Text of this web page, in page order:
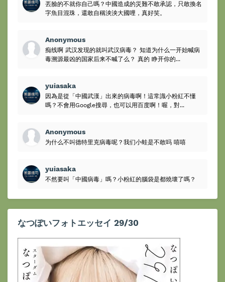
丟臉的不就你自己嗎？中國造成的災難不敢承認，只敢換名
字魚目混珠，還敢自稱泱泱大國哩，真好笑。
Anonymous
痴线啊 武汉发现的就叫武汉病毒？ 知道为什么一开始喊病
毒溯源最凶的国家后来不喊了么？ 真的 睁开你的...
yuiasaka
因為是從「中國武漢」出來的病毒啊！這常識小粉紅不懂
嗎？不會用Google搜尋，也可以用百度啊！喔，對...
Anonymous
为什么不叫德特里克病毒呢？我们小蛙是不敢吗 嘻嘻
yuiasaka
不然要叫「中國病毒」嗎？小粉紅的腦袋是都燒壞了嗎？
なつぽいフォトエッセイ 29/30